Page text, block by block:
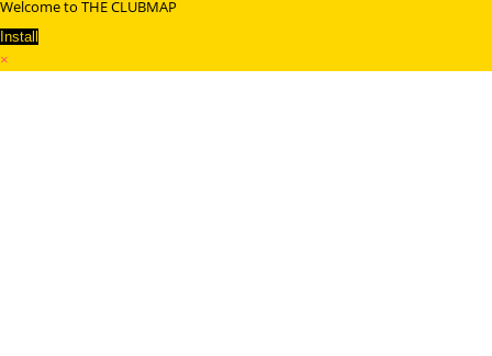
Welcome to THE CLUBMAP
Install
×